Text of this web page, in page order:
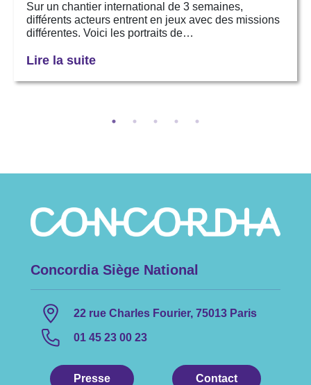
Sur un chantier international de 3 semaines,
différents acteurs entrent en jeux avec des missions
différentes. Voici les portraits de…
Lire la suite
Concordia Siège National
22 rue Charles Fourier, 75013 Paris
01 45 23 00 23
Presse Contact